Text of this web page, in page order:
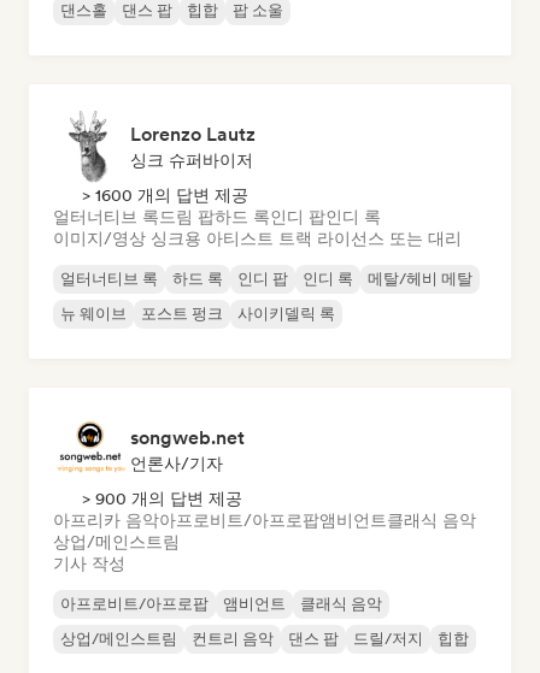
댄스홀
댄스 팝 힙합 팝 소울
Lorenzo Lautz
싱크 슈퍼바이저
> 1600 개의 답변 제공
얼터너티브 록드림 팝하드 록인디 팝인디 록
이미지/영상 싱크용 아티스트 트랙 라이선스 또는 대리
얼터너티브 록 하드 록 인디 팝 인디 록
메탈/헤비 메탈
뉴 웨이브
포스트 펑크 사이키델릭 록
songweb.net
언론사/기자
> 900 개의 답변 제공
아프리카 음악아프로비트/아프로팝앰비언트클래식 음악
상업/메인스트림
기사 작성
아프로비트/아프로팝 앰비언트
클래식 음악
상업/메인스트림
컨트리 음악 댄스 팝 드릴/저지 힙합